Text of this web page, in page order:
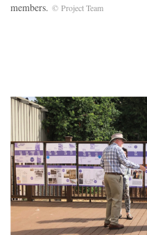
members. © Project Team